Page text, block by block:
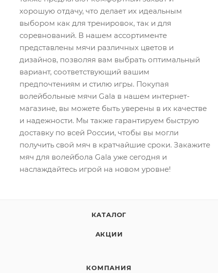
хорошую отдачу, что делает их идеальным
выбором как для тренировок, так и для
соревнований. В нашем ассортименте
представлены мячи различных цветов и
дизайнов, позволяя вам выбрать оптимальный
вариант, соответствующий вашим
предпочтениям и стилю игры. Покупая
волейбольные мячи Gala в нашем интернет-
магазине, вы можете быть уверены в их качестве
и надежности. Мы также гарантируем быструю
доставку по всей России, чтобы вы могли
получить свой мяч в кратчайшие сроки. Закажите
мяч для волейбола Gala уже сегодня и
наслаждайтесь игрой на новом уровне!
КАТАЛОГ
АКЦИИ
КОМПАНИЯ